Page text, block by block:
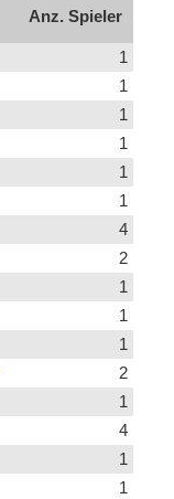
Anz. Spieler
1
1
1
1
1
1
4
2
1
1
1
2
1
4
1
1